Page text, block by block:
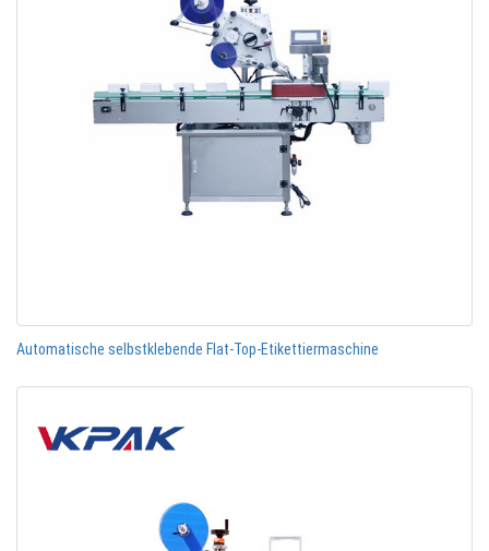
Automatische selbstklebende Flat-Top-Etikettiermaschine